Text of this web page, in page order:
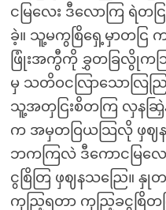
ငမြလေး ဒီလောကြ ရဲတ
ခဲ့။ သူ့မကွစြိရှေ့မှာတငြ
ဖြုံးအကွီကို ခွှတခြလွိုကသြ
မှ သတိဝငလြာသောလြညြ
သူ့အတှငြးစိတကြ လှန
က အမှတဝြယသြလို ဖှဈ
ဘကကြလဲ ဒီကောငမြလ
ငွစြိတြ ဖှဈနသညြေ။
ကှညြ့ရတာ ကှညြ့ခငွစြိတ